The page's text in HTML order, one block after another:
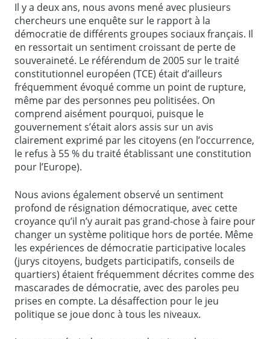
Il y a deux ans, nous avons mené avec plusieurs
chercheurs une enquête sur le rapport à la
démocratie de différents groupes sociaux français. Il
en ressortait un sentiment croissant de perte de
souveraineté. Le référendum de 2005 sur le traité
constitutionnel européen (TCE) était d’ailleurs
fréquemment évoqué comme un point de rupture,
même par des personnes peu politisées. On
comprend aisément pourquoi, puisque le
gouvernement s’était alors assis sur un avis
clairement exprimé par les citoyens (en l’occurrence,
le refus à 55 % du traité établissant une constitution
pour l’Europe).
Nous avions également observé un sentiment
profond de résignation démocratique, avec cette
croyance qu’il n’y aurait pas grand-chose à faire pour
changer un système politique hors de portée. Même
les expériences de démocratie participative locales
(jurys citoyens, budgets participatifs, conseils de
quartiers) étaient fréquemment décrites comme des
mascarades de démocratie, avec des paroles peu
prises en compte. La désaffection pour le jeu
politique se joue donc à tous les niveaux.